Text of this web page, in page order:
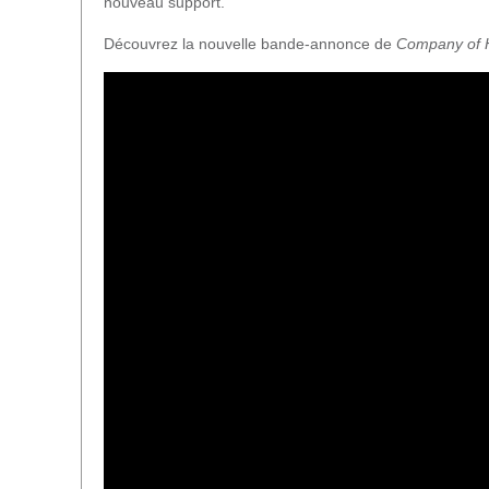
Découvrez la nouvelle bande-annonce de Company of